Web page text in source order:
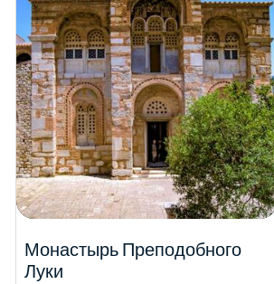
Монастырь Преподобного
Луки